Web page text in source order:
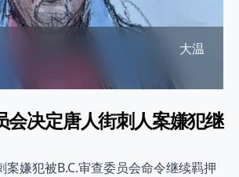
大温
会决定唐人街刺人案嫌犯继
案嫌犯被B.C.审查委员会命令继续羁押